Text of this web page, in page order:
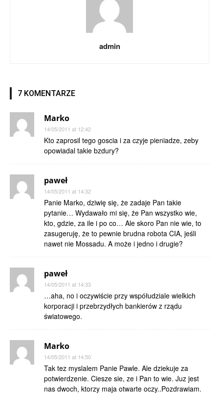
admin
7 KOMENTARZE
Marko
14/05/2011 at 12:42
Kto zaprosil tego goscia i za czyje pieniadze, zeby
opowiadal takie bzdury?
paweł
14/05/2011 at 14:32
Panie Marko, dziwię się, że zadaje Pan takie
pytanie… Wydawało mi się, że Pan wszystko wie,
kto, gdzie, za ile i po co… Ale skoro Pan nie wie, to
zasugeruję, że to pewnie brudna robota CIA, jeśli
nawet nie Mossadu. A może i jedno i drugie?
paweł
14/05/2011 at 14:33
…aha, no i oczywiście przy współudziale wielkich
korporacji i przebrzydłych bankierów z rządu
światowego.
Marko
14/05/2011 at 14:50
Tak tez myslalem Panie Pawle. Ale dziekuje za
potwierdzenie. Ciesze sie, ze i Pan to wie. Juz jest
nas dwoch, ktorzy maja otwarte oczy..Pozdrawiam.